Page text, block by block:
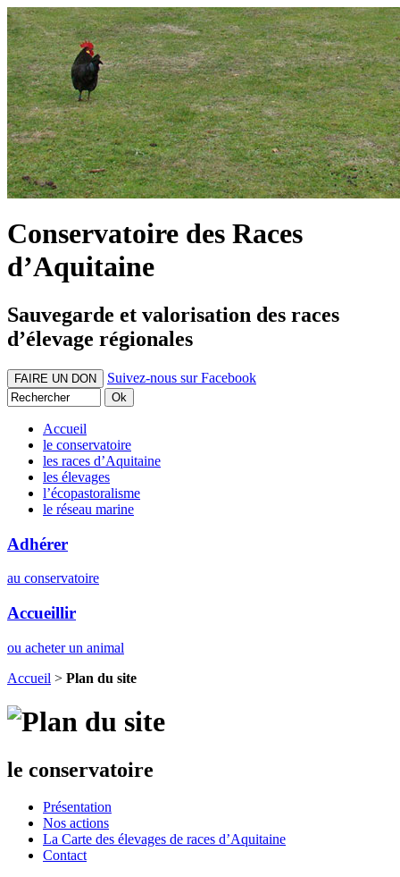
Conservatoire des Races
d’Aquitaine
Sauvegarde et valorisation des races
d’élevage régionales
FAIRE UN DON Suivez-nous sur Facebook
Accueil
le conservatoire
les races d’Aquitaine
les élevages
l’écopastoralisme
le réseau marine
Adhérer
au conservatoire
Accueillir
ou acheter un animal
Accueil > Plan du site
le conservatoire
Présentation
Nos actions
La Carte des élevages de races d’Aquitaine
Contact